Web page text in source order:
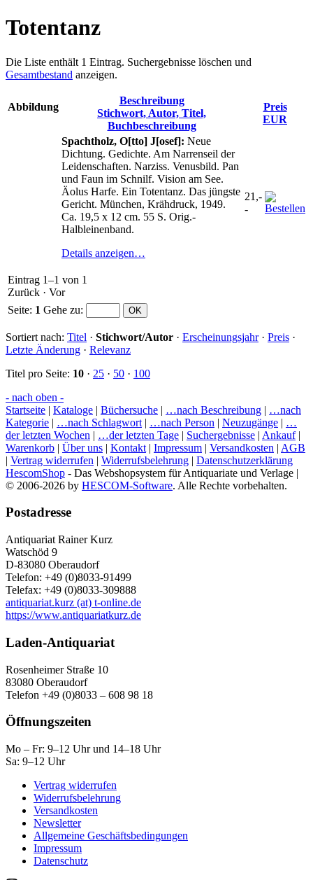
Totentanz
Die Liste enthält 1 Eintrag. Suchergebnisse löschen und
Gesamtbestand anzeigen.
Abbildung
Beschreibung
Stichwort, Autor, Titel,
Buchbeschreibung
Preis
EUR
Spachtholz, O[tto] J[osef]: Neue
Dichtung. Gedichte. Am Narrenseil der
Leidenschaften. Narziss. Venusbild. Pan
und Faun im Schnilf. Vision am See.
Äolus Harfe. Ein Totentanz. Das jüngste
Gericht. München, Krähdruck, 1949.
Ca. 19,5 x 12 cm. 55 S. Orig.-
Halbleinenband.
Details anzeigen…
21,-
-
Eintrag 1–1 von 1
Zurück · Vor
Seite: 1 Gehe zu:
Sortiert nach: Titel · Stichwort/Autor · Erscheinungsjahr· Preis ·
Letzte Änderung · Relevanz
Titel pro Seite: 10 · 25 · 50 · 100
- nach oben -
Startseite | Kataloge | Büchersuche | …nach Beschreibung | …nach
Kategorie | …nach Schlagwort | …nach Person | Neuzugänge | …
der letzten Wochen | …der letzten Tage | Suchergebnisse | Ankauf|
Warenkorb | Über uns | Kontakt | Impressum | Versandkosten | AGB
| Vertrag widerrufen | Widerrufsbelehrung | Datenschutzerklärung
HescomShop - Das Webshopsystem für Antiquariate und Verlage |
© 2006-2026 by HESCOM-Software. Alle Rechte vorbehalten.
Postadresse
Antiquariat Rainer Kurz
Watschöd 9
D-83080 Oberaudorf
Telefon: +49 (0)8033-91499
Telefax: +49 (0)8033-309888
antiquariat.kurz (at) t-online.de
https://www.antiquariatkurz.de
Laden-Antiquariat
Rosenheimer Straße 10
83080 Oberaudorf
Telefon +49 (0)8033 – 608 98 18
Öffnungszeiten
Mo – Fr: 9–12 Uhr und 14–18 Uhr
Sa: 9–12 Uhr
Vertrag widerrufen
Widerrufsbelehrung
Versandkosten
Newsletter
Allgemeine Geschäftsbedingungen
Impressum
Datenschutz